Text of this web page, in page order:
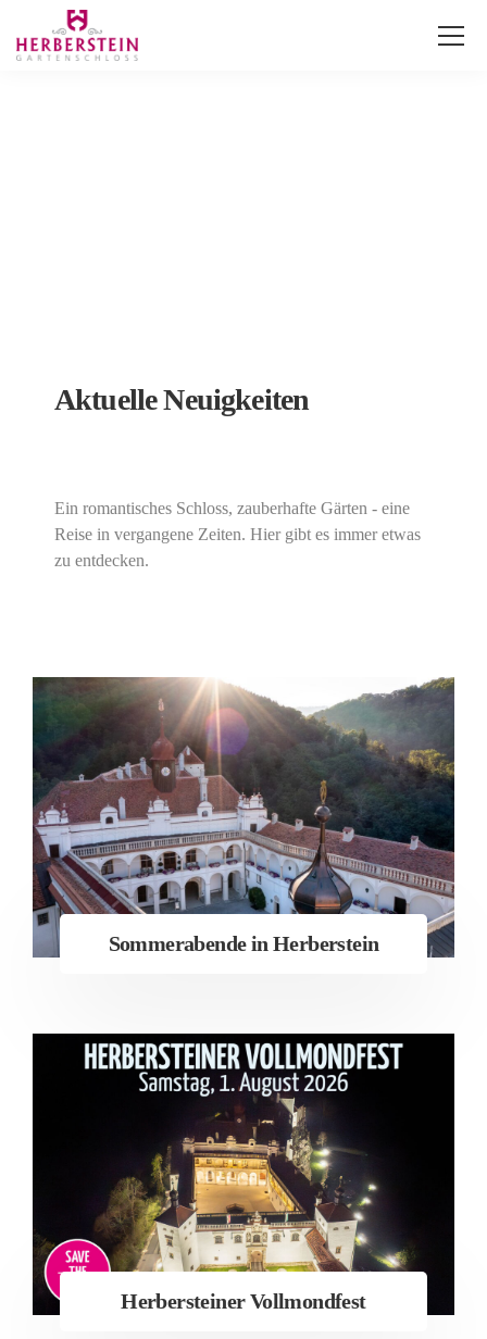
AktuelleNeuigkeiten
Ein romantisches Schloss, zauberhafte Gärten - eine
Reise in vergangene Zeiten. Hier gibt es immer etwas
zu entdecken.
Sommerabende in Herberstein
Herbersteiner Vollmondfest